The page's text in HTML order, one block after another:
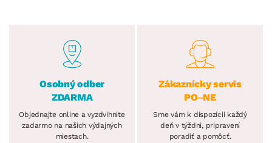
Osobný odber
ZDARMA
Objednajte online a vyzdvihnite
zadarmo na našich výdajných
miestach.
Zákaznícky servis
PO–NE
Sme vám k dispozícii každý
deň v týždni, pripravení
poradiť a pomôcť.